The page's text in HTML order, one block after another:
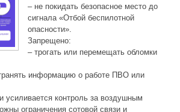
– не покидать безопасное место до
сигнала «Отбой беспилотной
опасности».
Запрещено:
– трогать или перемещать обломки
информацию о работе ПВО или
усиливается контроль за воздушным
ограничения сотовой связи и